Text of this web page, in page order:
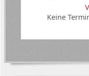
Keine